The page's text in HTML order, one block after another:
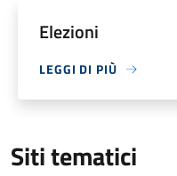
Elezioni
LEGGI DI PIÙ
Siti tematici